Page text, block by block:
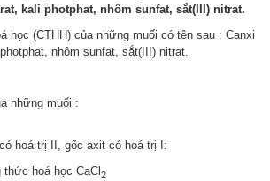
kali photphat, nhôm sunfat, sắt(III) nitrat.
học (CTHH) của những muối có tên sau : Canxi
nhôm sunfat, sắt(III) nitrat.
những muối :
hoá trị II, gốc axit có hoá trị I:
hoá học CaCl 2